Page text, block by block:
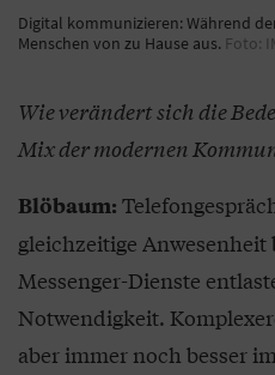
Digital kommunizieren: Während
Menschen von zu Hause aus. Foto:
Wie verändert sich die
Mix der modernen
Blöbaum:
gleichzeitige
Messenger-Dienste
Notwendigkeit.
aber immer noch besser